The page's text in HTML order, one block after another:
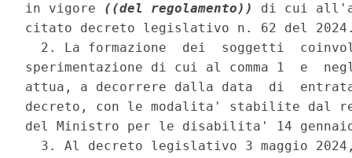
in vigore ((del regolamento))
di cui
citato decreto legislativo n. 62 del
2. La formazione  dei  soggetti
sperimentazione di cui al comma 1
attua, a decorrere dalla data  di
decreto, con le modalita' stabilite dal
del Ministro per le disabilita' 14
3. Al decreto legislativo 3 maggio